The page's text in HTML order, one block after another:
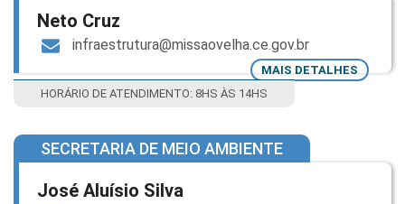
Neto Cruz
infraestrutura@missaovelha.ce.gov.br
MAIS DETALHES
HORÁRIO DE ATENDIMENTO: 8HS ÀS 14HS
SECRETARIA DE MEIO AMBIENTE
José Aluísio Silva